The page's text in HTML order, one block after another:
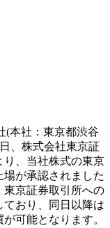
本社：東京都渋谷
、株式会社東京証
り、当社株式の東京
が承認されました
東京証券取引所への
ており、同日以降は
可能となります。